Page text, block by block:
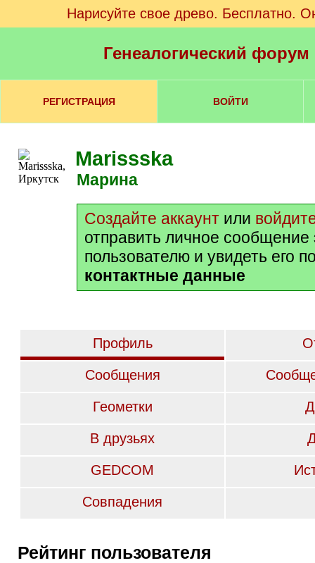
Нарисуйте свое древо. Бесплатно.
Генеалогический
РЕГИСТРАЦИЯ ВОЙТИ
Marissska
Марина
Создайте аккаунт или
отправить личное сообщение
пользователю и увидеть его
контактные данные
Профиль
Сообщения
Геометки
В друзьях
GEDCOM
Совпадения
Рейтинг пользователя